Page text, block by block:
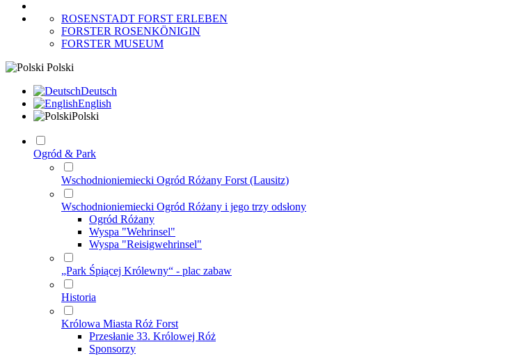
ROSENSTADT FORST ERLEBEN
FORSTER ROSENKÖNIGIN
FORSTER MUSEUM
Polski
Deutsch
English
Polski
Ogród & Park
Wschodnioniemiecki Ogród Różany Forst (Lausitz)
Wschodnioniemiecki Ogród Różany i jego trzy odsłony
Ogród Różany
Wyspa "Wehrinsel"
Wyspa "Reisigwehrinsel"
„Park Śpiącej Królewny“ - plac zabaw
Historia
Królowa Miasta Róż Forst
Przesłanie 33. Królowej Róż
Sponsorzy